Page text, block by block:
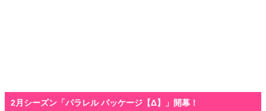
2月シーズン「パラレル パッケージ【Δ】」開幕！